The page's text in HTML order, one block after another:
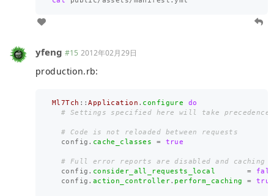
yfeng #15 2012年02月29日
production.rb:
Ml7Tch ::Application . configure
do
# Settings specified here will take
# Code is not reloaded between requests
config . cache_classes = true
# Full error reports are disabled and caching
config . consider_all_requests_local =
config . action_controller. perform_caching = true